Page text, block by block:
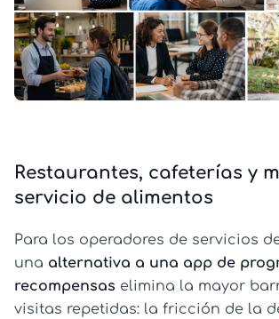
Restaurantes, cafeterías y
servicio de alimentos
Para los operadores de servicios
una alternativa a una app de
recompensas elimina la mayor
visitas repetidas: la fricción de la